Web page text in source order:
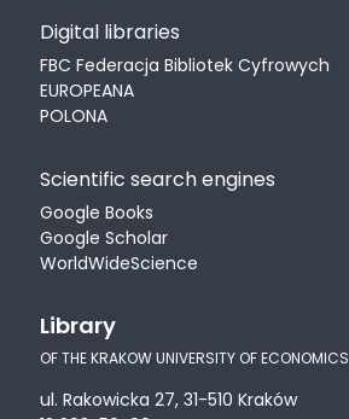
Digital libraries
FBC Federacja Bibliotek Cyfrowych
EUROPEANA
POLONA
Scientific search engines
Google Books
Google Scholar
WorldWideScience
Library
OF THE KRAKOW UNIVERSITY OF ECONOMICS
ul. Rakowicka 27, 31-510 Kraków